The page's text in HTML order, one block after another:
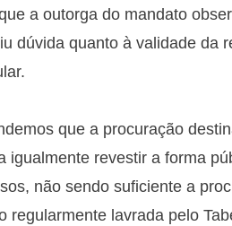
a outorga do mandato
dúvida quanto à validade da
que a procuração
igualmente revestir a forma
não sendo suficiente a
regularmente lavrada pelo